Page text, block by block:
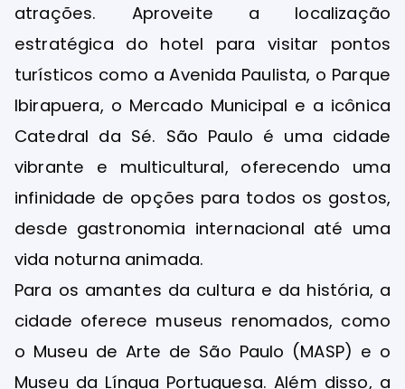
atrações. Aproveite a localização
estratégica do hotel para visitar pontos
turísticos como a Avenida Paulista, o Parque
Ibirapuera, o Mercado Municipal e a icônica
Catedral da Sé. São Paulo é uma cidade
vibrante e multicultural, oferecendo uma
infinidade de opções para todos os gostos,
desde gastronomia internacional até uma
vida noturna animada.
Para os amantes da cultura e da história, a
cidade oferece museus renomados, como
o Museu de Arte de São Paulo (MASP) e o
Museu da Língua Portuguesa. Além disso, a